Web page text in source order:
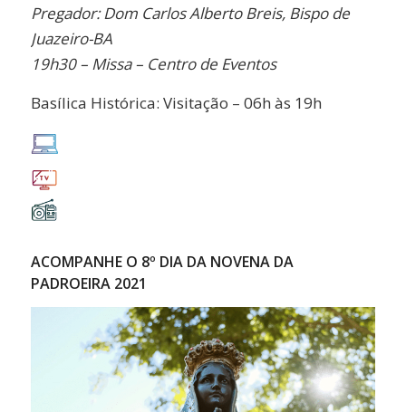
Pregador: Dom Carlos Alberto Breis, Bispo de
Juazeiro-BA
19h30 – Missa – Centro de Eventos
Basílica Histórica: Visitação – 06h às 19h
ACOMPANHE O 8º DIA DA NOVENA DA
PADROEIRA 2021